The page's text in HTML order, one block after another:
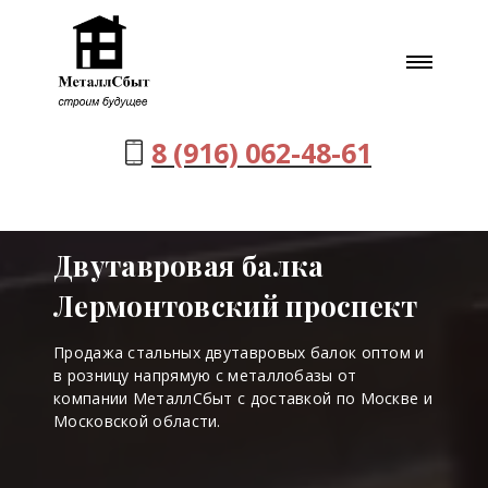
8 (916) 062-48-61
Двутавровая балка
Лермонтовский проспект
Продажа стальных двутавровых балок оптом и
в розницу напрямую с металлобазы от
компании МеталлСбыт с доставкой по Москве и
Московской области.